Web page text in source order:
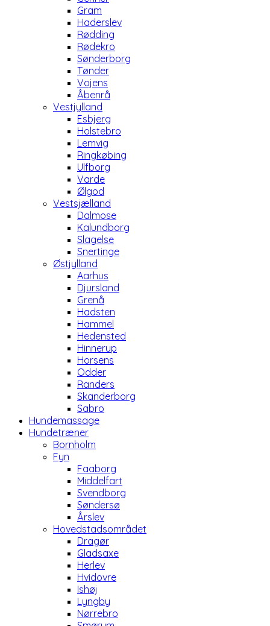
Gram
Haderslev
Rødding
Rødekro
Sønderborg
Tønder
Vojens
Åbenrå
Vestjylland
Esbjerg
Holstebro
Lemvig
Ringkøbing
Ulfborg
Varde
Ølgod
Vestsjælland
Dalmose
Kalundborg
Slagelse
Snertinge
Østjylland
Aarhus
Djursland
Grenå
Hadsten
Hammel
Hedensted
Hinnerup
Horsens
Odder
Randers
Skanderborg
Sabro
Hundemassage
Hundetræner
Bornholm
Fyn
Faaborg
Middelfart
Svendborg
Søndersø
Årslev
Hovedstadsområdet
Dragør
Gladsaxe
Herlev
Hvidovre
Ishøj
Lyngby
Nørrebro